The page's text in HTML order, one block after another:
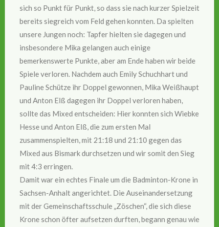
sich so Punkt für Punkt, so dass sie nach kurzer Spielzeit
bereits siegreich vom Feld gehen konnten. Da spielten
unsere Jungen noch: Tapfer hielten sie dagegen und
insbesondere Mika gelangen auch einige
bemerkenswerte Punkte, aber am Ende haben wir beide
Spiele verloren. Nachdem auch Emily Schuchhart und
Pauline Schütze ihr Doppel gewonnen, Mika Weißhaupt
und Anton Elß dagegen ihr Doppel verloren haben,
sollte das Mixed entscheiden: Hier konnten sich Wiebke
Hesse und Anton Elß, die zum ersten Mal
zusammenspielten, mit 21:18 und 21:10 gegen das
Mixed aus Bismark durchsetzen und wir somit den Sieg
mit 4:3 erringen.
Damit war ein echtes Finale um die Badminton-Krone in
Sachsen-Anhalt angerichtet. Die Auseinandersetzung
mit der Gemeinschaftsschule „Zöschen“, die sich diese
Krone schon öfter aufsetzen durften, begann genau wie